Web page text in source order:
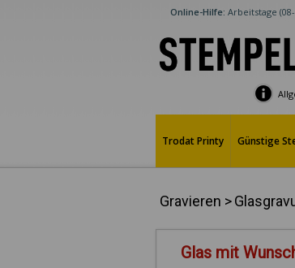
Online-Hilfe: Arbeitstage
Trodat Printy Günstige
Gravieren >
Glas mit